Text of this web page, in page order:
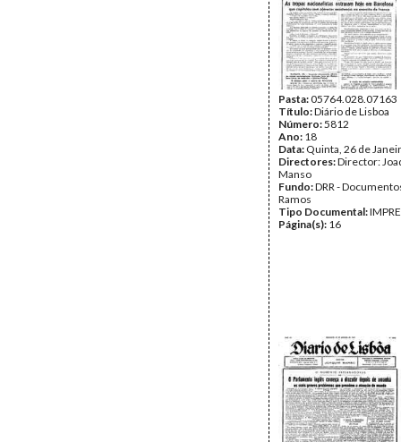
Pasta:05764.028.07163
Título:Diário de Lisboa
Número:5812
Ano: 18
Data: Quinta, 26 de
Directores:Director:
Manso
Fundo:DRR -
Ramos
Tipo Documental:
Página(s): 16